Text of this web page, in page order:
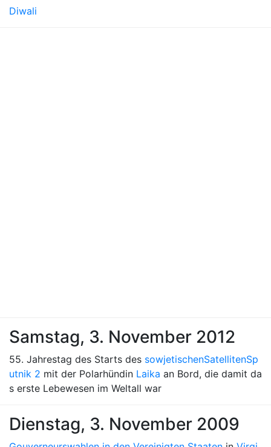
Diwali
Samstag, 3. November 2012
55. Jahrestag des Starts des sowjetischenSatellitenSp
utnik 2 mit der Polarhündin Laika an Bord, die damit da
s erste Lebewesen im Weltall war
Dienstag, 3. November 2009